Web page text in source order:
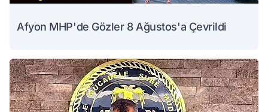
Afyon MHP'de Gözler 8 Ağustos'a Çevrildi